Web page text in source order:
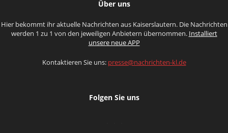
Über uns
Hier bekommt ihr aktuelle Nachrichten aus Kaiserslautern. Die Nachrichten
werden 1 zu 1 von den jeweiligen Anbietern übernommen. Installiert
unsere neue APP
Kontaktieren Sie uns: presse@nachrichten-kl.de
Folgen Sie uns